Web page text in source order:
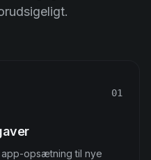
01
opsætning til nye